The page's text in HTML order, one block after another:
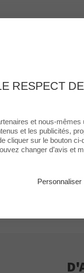
VIVAGYM TOUT
TOT ESPORT: Classes
RESPECT
et nous-
et les publicités,
cliquer sur le bouton
changer d’avis et
Personnaliser